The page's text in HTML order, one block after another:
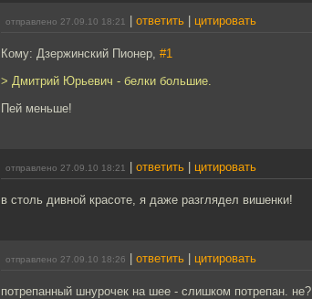
отправлено 27.09.10 18:21 ответить цитировать
Кому: Дзержинский Пионер, #1
> Дмитрий Юрьевич - белки большие.
Пей меньше!
отправлено 27.09.10 18:21 ответить цитировать
в столь дивной красоте, я даже разглядел вишенки!
отправлено 27.09.10 18:26 ответить цитировать
потрепанный шнурочек на шее - слишком потрепан. не?